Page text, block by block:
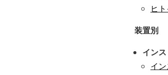
ヒ
装置別
イン
イ